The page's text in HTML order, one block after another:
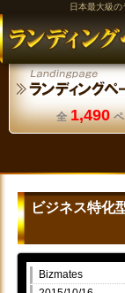
日本最大級
全 1,490
ビジネス特化
Bizmates